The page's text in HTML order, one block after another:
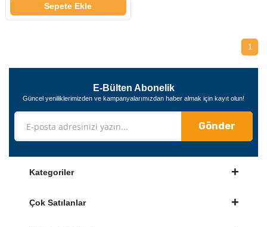
Sepete Ekle
1
E-Bülten Abonelik
Güncel yeniliklerimizden ve kampanyalarımızdan haber almak için kayıt olun!
Gönder
Kategoriler
Çok Satılanlar